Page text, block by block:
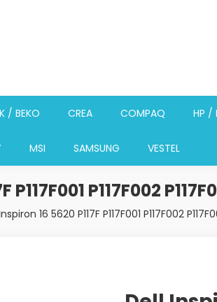
/ BEKO CREA COMPAQ HP /
MSI SAMSUNG VESTEL
P117F001 P117F002
16 5620 P117F P117F001 P117F002